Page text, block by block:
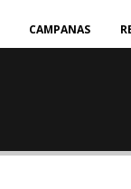
CAMPANAS